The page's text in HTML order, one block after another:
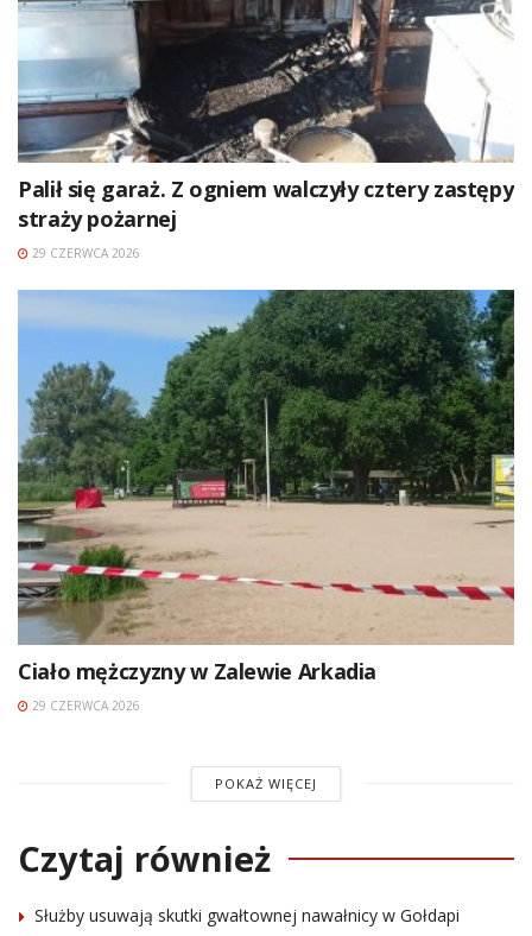
Palił się garaż. Z ogniem walczyły cztery zastępy
straży pożarnej
29 CZERWCA 2026
Ciało mężczyzny w Zalewie Arkadia
29 CZERWCA 2026
POKAŻ WIĘCEJ
Czytaj również
Służby usuwają skutki gwałtownej nawałnicy w Gołdapi